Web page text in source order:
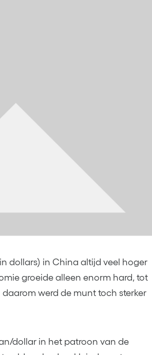
dollars) in China altijd veel hoger
groeide alleen enorm hard, tot
daarom werd de munt toch sterker
dollar in het patroon van de